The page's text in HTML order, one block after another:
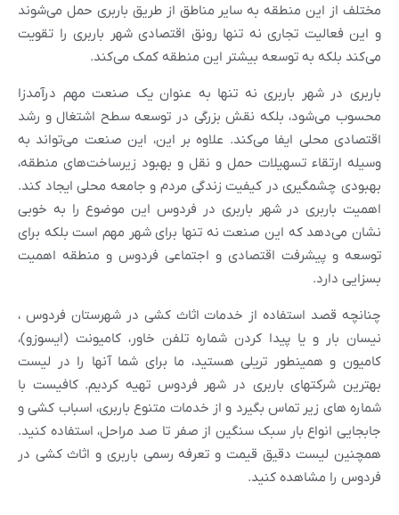
مختلف از این منطقه به سایر مناطق از طریق باربری حمل می‌شوند
و این فعالیت تجاری نه تنها رونق اقتصادی شهر باربری را تقویت
می‌کند بلکه به توسعه بیشتر این منطقه کمک می‌کند.
باربری در شهر باربری نه تنها به عنوان یک صنعت مهم درآمدزا
محسوب می‌شود، بلکه نقش بزرگی در توسعه سطح اشتغال و رشد
اقتصادی محلی ایفا می‌کند. علاوه بر این، این صنعت می‌تواند به
وسیله ارتقاء تسهیلات حمل و نقل و بهبود زیرساخت‌های منطقه،
بهبودی چشمگیری در کیفیت زندگی مردم و جامعه محلی ایجاد کند.
اهمیت باربری در شهر باربری در فردوس این موضوع را به خوبی
نشان می‌دهد که این صنعت نه تنها برای شهر مهم است بلکه برای
توسعه و پیشرفت اقتصادی و اجتماعی فردوس و منطقه اهمیت
بسزایی دارد.
چنانچه قصد استفاده از خدمات اثاث کشی در شهرستان فردوس ،
نیسان بار و یا پیدا کردن شماره تلفن خاور، کامیونت (ایسوزو)،
کامیون و همینطور تریلی هستید، ما برای شما آنها را در لیست
بهترین شرکتهای باربری در شهر فردوس تهیه کردیم. کافیست با
شماره های زیر تماس بگیرد و از خدمات متنوع باربری، اسباب کشی و
جابجایی انواع بار سبک سنگین از صفر تا صد مراحل، استفاده کنید.
همچنین لیست دقیق قیمت و تعرفه رسمی باربری و اثاث کشی در
فردوس را مشاهده کنید.